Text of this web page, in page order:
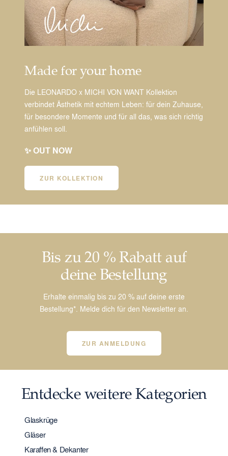
Made for your home
Die LEONARDO x MICHI VON WANT Kollektion
verbindet Ästhetik mit echtem Leben: für dein Zuhause,
für besondere Momente und für all das, was sich richtig
anfühlen soll.
✨ OUT NOW
ZUR KOLLEKTION
Bis zu 20 % Rabatt auf
deine Bestellung
Erhalte einmalig bis zu 20 % auf deine erste
Bestellung*. Melde dich für den Newsletter an.
ZUR ANMELDUNG
Entdecke weitere Kategorien
Glaskrüge
Gläser
Karaffen & Dekanter